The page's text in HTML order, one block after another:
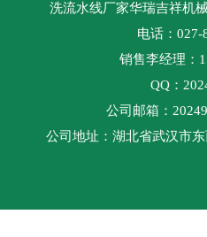
洗流水线厂家华瑞吉祥机
电话：027-
销售李经理：
QQ：
公司邮箱：
公司地址：湖北省武汉市